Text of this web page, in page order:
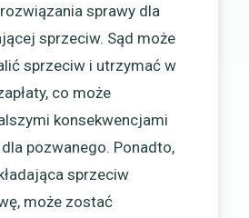
sprawy dla
sprzeciw. Sąd może
sprzeciw i utrzymać w
co może
konsekwencjami
pozwanego. Ponadto,
sprzeciw
może zostać